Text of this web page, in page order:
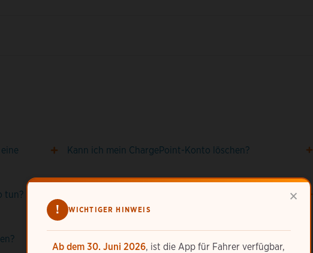
×
! WICHTIGER HINWEIS
Ab dem 30. Juni 2026, ist die App für Fahrer verfügbar,
Kann ich mein ChargePoint-Konto löschen?
tun?
verliere oder neue Karten benötige?